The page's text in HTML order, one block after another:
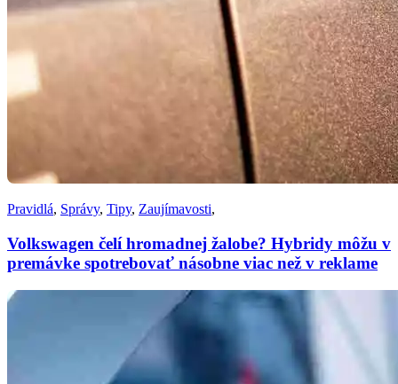
Pravidlá, Správy, Tipy, Zaujímavosti,
Volkswagen čelí hromadnej žalobe? Hybridy môžu v
premávke spotrebovať násobne viac než v reklame